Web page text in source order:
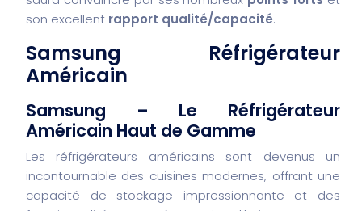
son excellent rapport qualité/capacité.
Samsung Réfrigérateur
Américain
Samsung – Le Réfrigérateur
Américain Haut de Gamme
Les réfrigérateurs américains sont devenus un
incontournable des cuisines modernes, offrant une
capacité de stockage impressionnante et des